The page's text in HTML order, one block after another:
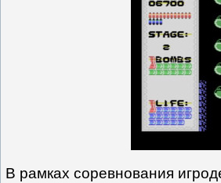
В рамках соревнования